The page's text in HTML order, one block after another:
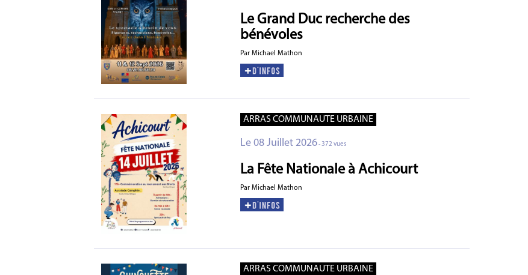
Le Grand Duc recherche des
bénévoles
Par Michael Mathon
ARRAS COMMUNAUTE URBAINE
Le 08 Juillet 2026- 372 vues
La Fête Nationale à Achicourt
Par Michael Mathon
ARRAS COMMUNAUTE URBAINE